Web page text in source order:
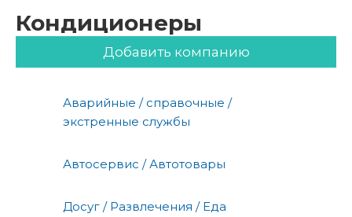
Кондиционеры
Добавить компанию
Аварийные / справочные /
экстренные службы
Автосервис / Автотовары
Досуг / Развлечения / Еда